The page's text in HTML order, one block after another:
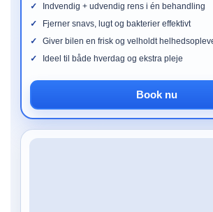
Indvendig + udvendig rens i én behandling
Fjerner snavs, lugt og bakterier effektivt
Giver bilen en frisk og velholdt
Ideel til både hverdag og ekstra pleje
Book nu